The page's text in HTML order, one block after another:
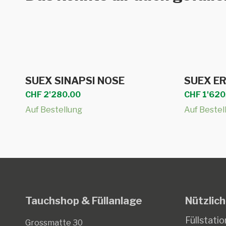
In den Warenkorb
SUEX SINAPSI NOSE
CHF 2'280.00
Auf Bestellung
SUEX
CHF
Auf
Tauchshop & Füllanlage
Grossmatte 30